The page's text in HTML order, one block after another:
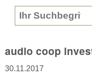
Search form
audio coop
30.11.2017